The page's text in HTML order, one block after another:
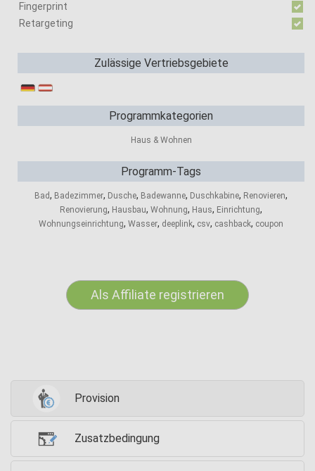
Fingerprint
Retargeting
Zulässige Vertriebsgebiete
Programmkategorien
Haus & Wohnen
Programm-Tags
Bad, Badezimmer, Dusche, Badewanne, Duschkabine, Renovieren,
Renovierung, Hausbau, Wohnung, Haus, Einrichtung,
Wohnungseinrichtung, Wasser, deeplink, csv, cashback, coupon
Als Affiliate registrieren
Provision
Zusatzbedingung